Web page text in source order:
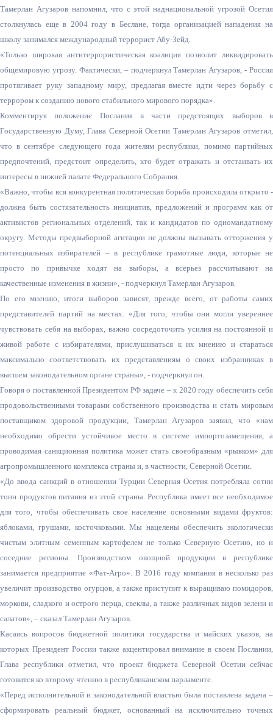
Тамерлан Агузаров напомнил, что с этой наднациональной угрозой Осетия
столкнулась еще в 2004 году в Беслане, тогда организацией нападения на
школу занимался международный террорист Абу-Зейд.
«Только широкая антитеррористическая коалиция позволит ликвидировать
общемировую угрозу. Фактически, – подчеркнул Тамерлан Агузаров, - Россия
протягивает руку западному миру, предлагая вместе идти через борьбу с
террором к созданию нового стабильного мирового порядка».
Комментируя положение Послания в части предстоящих выборов в
Государственную Думу, Глава Северной Осетии Тамерлан Агузаров отметил,
что в сентябре следующего года жителям республики, помимо партийных
предпочтений, предстоит определить, кто будет отражать и отстаивать их
интересы в нижней палате Федерального Собрания.
«Важно, чтобы вся конкурентная политическая борьба происходила открыто -
должна быть состязательность инициатив, предложений и программ как от
активистов региональных отделений, так и кандидатов по одномандатному
округу. Методы предвыборной агитации не должны вызывать отторжения у
потенциальных избирателей – в республике грамотные люди, которые не
просто по привычке ходят на выборы, а всерьез рассчитывают на
качественные изменения в жизни», - подчеркнул Тамерлан Агузаров.
По его мнению, итоги выборов зависят, прежде всего, от работы самих
представителей партий на местах. «Для того, чтобы они могли увереннее
чувствовать себя на выборах, важно сосредоточить усилия на постоянной и
живой работе с избирателями, прислушиваться к их мнению и стараться
максимально соответствовать их представлениям о своих избранниках в
высшем законодательном органе страны», - подчеркнул он.
Говоря о поставленной Президентом РФ задаче – к 2020 году обеспечить себя
продовольственными товарами собственного производства и стать мировым
поставщиком здоровой продукции, Тамерлан Агузаров заявил, что «нам
необходимо обрести устойчивое место в системе импортозамещения, а
проводимая санкционная политика может стать своеобразным «рывком» для
агропромышленного комплекса страны и, в частности, Северной Осетии.
«До ввода санкций в отношении Турции Северная Осетия потребляла сотни
тонн продуктов питания из этой страны. Республика имеет все необходимое
для того, чтобы обеспечивать свое население основными видами фруктов:
яблоками, грушами, косточковыми. Мы нацелены обеспечить экологически
чистым элитным семенным картофелем не только Северную Осетию, но и
соседние регионы. Производством овощной продукции в республике
занимается предприятие «Фат-Агро». В 2016 году компания в несколько раз
увеличит производство огурцов, а также приступит к выращиваю помидоров,
моркови, сладкого и острого перца, свеклы, а также различных видов зелени и
салатов», – сказал Тамерлан Агузаров.
Касаясь вопросов бюджетной политики государства и майских указов, на
которых Президент России также акцентировал внимание в своем Послании,
Глава республики отметил, что проект бюджета Северной Осетии сейчас
готовится ко второму чтению в республиканском парламенте.
«Перед исполнительной и законодательной властью была поставлена задача –
сформировать реальный бюджет, основанный на исключительно точных